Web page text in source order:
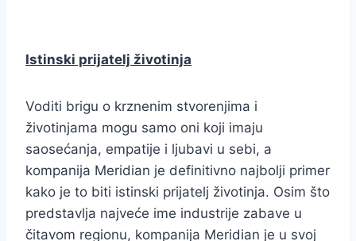
Istinski prijatelj životinja
Voditi brigu o krznenim stvorenjima i
životinjama mogu samo oni koji imaju
saosećanja, empatije i ljubavi u sebi, a
kompanija Meridian je definitivno najbolji primer
kako je to biti istinski prijatelj životinja. Osim što
predstavlja najveće ime industrije zabave u
čitavom regionu, kompanija Meridian je u svoj